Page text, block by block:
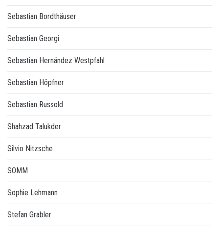
Sebastian Bordthäuser
Sebastian Georgi
Sebastian Hernández Westpfahl
Sebastian Höpfner
Sebastian Russold
Shahzad Talukder
Silvio Nitzsche
SOMM
Sophie Lehmann
Stefan Grabler